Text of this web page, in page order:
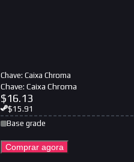
Chave: Caixa Chroma
Chave: Caixa Chroma
$16.13
$15.91
Base grade
Comprar agora